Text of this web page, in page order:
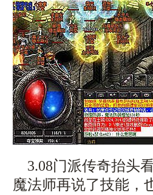
3.08门派传奇抬头
魔法师再说了技能，